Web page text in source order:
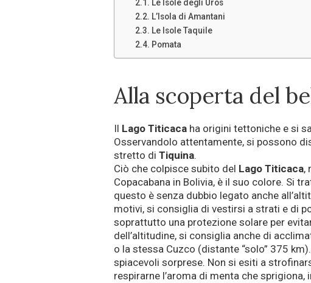
Le Isole degli Uros
L’Isola di Amantani
Le Isole Taquile
Pomata
Alla scoperta del
Il Lago Titicaca ha origini tettoniche e si
Osservandolo attentamente, si possono
stretto di Tiquina.
Ciò che colpisce subito del Lago Titicaca,
Copacabana in Bolivia, è il suo colore. Si
questo è senza dubbio legato anche
motivi, si consiglia di vestirsi a strati e di
soprattutto una protezione solare per
dell’altitudine, si consiglia anche di
o la stessa Cuzco (distante “solo” 375
spiacevoli sorprese. Non si esiti a
respirarne l’aroma di menta che